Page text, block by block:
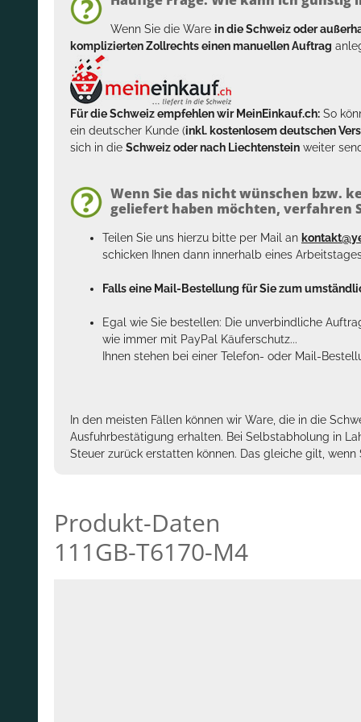
Wenn Sie die Ware in die Schweiz oder
komplizierten Zollrechts einen manuellen Auftrag
Für die Schweiz empfehlen wir MeinEinkauf.ch: So
ein deutscher Kunde (inkl. kostenlosem deutschen
sich in die Schweiz oder nach Liechtenstein weiter
Wenn Sie das nicht wünschen bzw.
geliefert haben möchten, verfahren
Teilen Sie uns hierzu bitte per Mail an
schicken Ihnen dann innerhalb eines
Falls eine Mail-Bestellung für Sie zum
Egal wie Sie bestellen: Die unverbindliche
wie immer mit PayPal Käuferschutz...
Ihnen stehen bei einer Telefon- oder Mail-
In den meisten Fällen können wir Ware, die in die
Ausfuhrbestätigung erhalten. Bei Selbstabholung in
Steuer zurück erstatten können. Das gleiche gilt,
Produkt-Daten
111GB-T6170-M4